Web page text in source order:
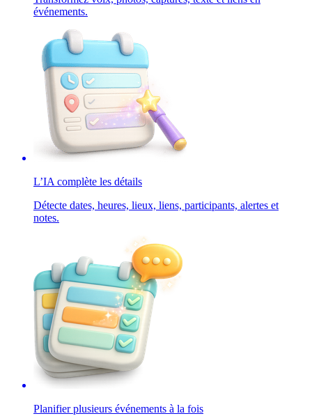
événements.
L’IA complète les détails
Détecte dates, heures, lieux, liens, participants, alertes et
notes.
Planifier plusieurs événements à la fois